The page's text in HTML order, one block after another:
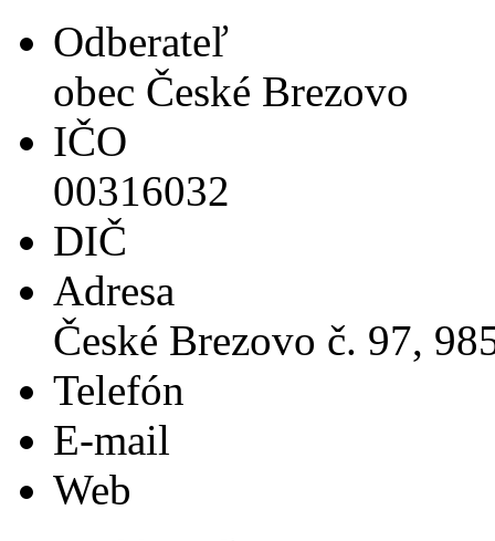
Odberateľ
obec České Brezovo
IČO
00316032
DIČ
Adresa
České Brezovo č. 97,
Telefón
E-mail
Web